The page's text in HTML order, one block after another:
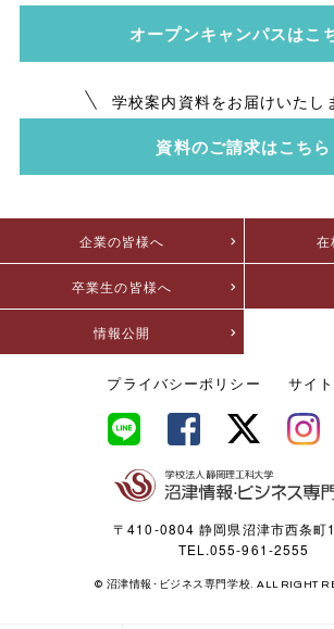
オープンキャンパスはこ
学校案内資料をお届けいたし
資料のご請求はこちら
企業の皆様へ 在
卒業生の皆様へ
情報公開
プライバシーポリシー サイ
〒410-0804 静岡県沼津市西条
TEL.055-961-2555
© 沼津情報･ビジネス専門学校. ALL RIGHT